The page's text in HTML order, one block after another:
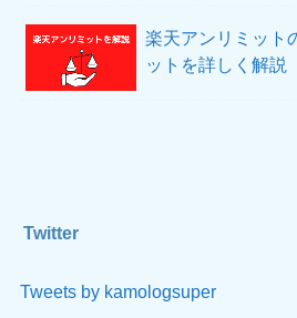
楽天アンリミット
ットを詳しく解説
Twitter
Tweets by kamologsuper